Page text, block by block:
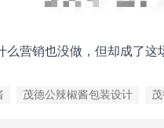
么营销也没做，但却成了这
茂德公辣椒酱包装设计